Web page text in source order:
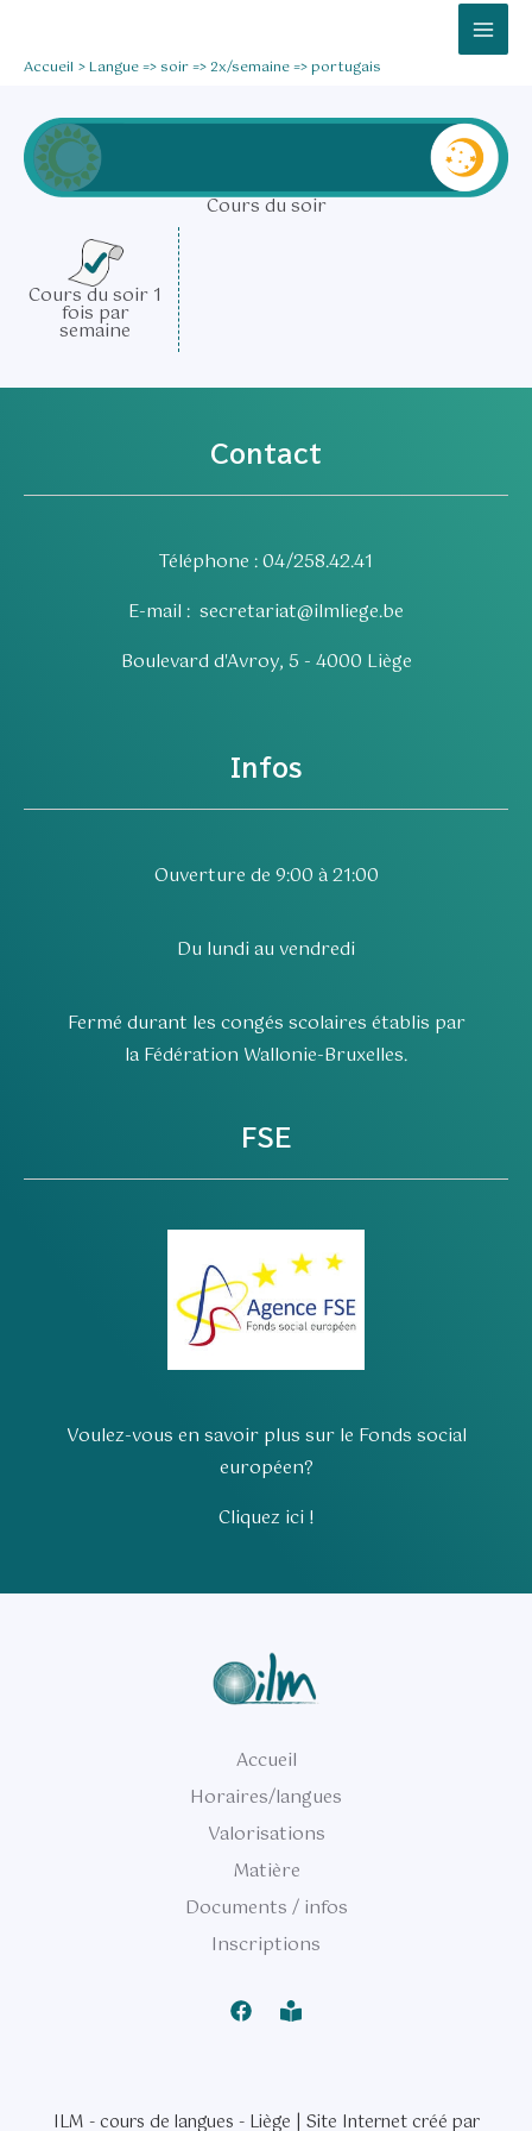
contenu
Main
Accueil Langue => soir => 2x/semaine => portugais
Cours du soir
Cours du soir 1
fois par
semaine
Contact
Téléphone : 04/258.42.41
E-mail : secretariat@ilmliege.be
Boulevard d'Avroy, 5 - 4000 Liège
Infos
Ouverture de 9:00 à 21:00
Du lundi au vendredi
Fermé durant les congés scolaires établis par
la Fédération Wallonie-Bruxelles.
FSE
Voulez-vous en savoir plus sur le Fonds social
européen?
Cliquez ici !
Accueil
Horaires/langues
Valorisations
Matière
Documents / infos
Inscriptions
ILM - cours de langues - Liège | Site Internet créé par